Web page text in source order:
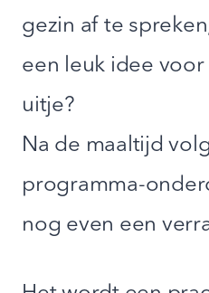
gezin af te
een leuk idee
uitje?
Na de maaltijd
programma-
nog even een